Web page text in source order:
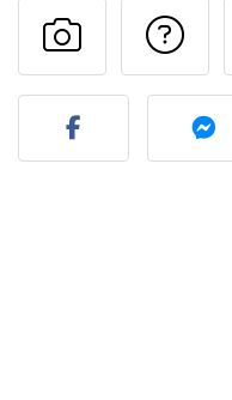
Fez esta